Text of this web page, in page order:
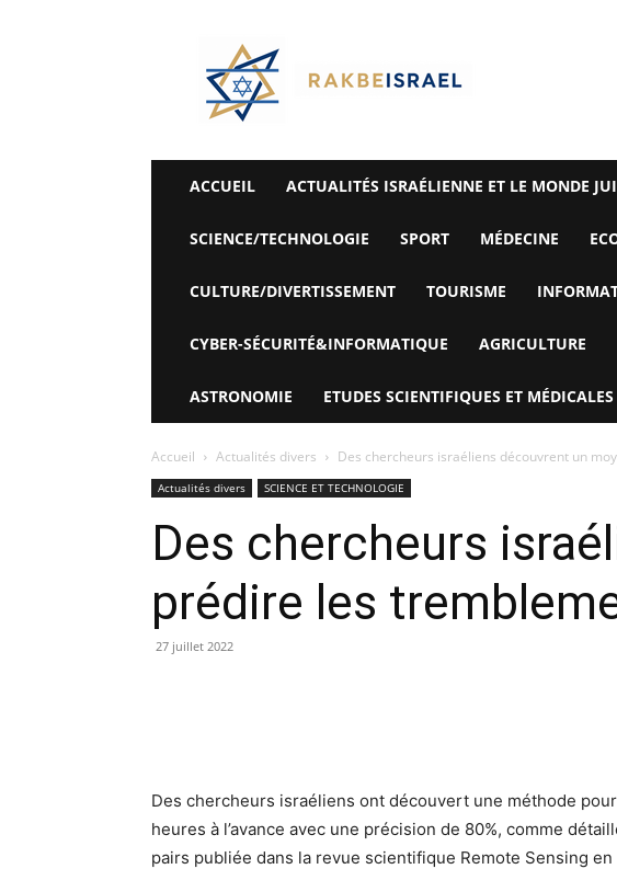
Rak
Be
Israel-
Alyaexpress-
News
ACCUEIL ACTUALITÉS ISRAÉLIENNE ET LE MONDE
SCIENCE/TECHNOLOGIE SPORT MÉDECINE
CULTURE/DIVERTISSEMENT TOURISME
CYBER-SÉCURITÉ&INFORMATIQUE AGRICULTURE
ASTRONOMIE ETUDES SCIENTIFIQUES ET MÉDICALES
Accueil Actualités divers Des chercheurs israéliens découvrent un
Actualités divers SCIENCE ET TECHNOLOGIE
Des chercheurs
prédire les
27 juillet 2022
Des chercheurs israéliens ont découvert une méthode
heures à l’avance avec une précision de 80%, comme
pairs publiée dans la revue scientifique Remote Sensing en